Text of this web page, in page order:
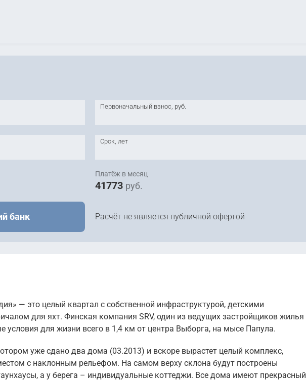
Первоначальный взнос, руб.
Срок, лет
Платёж в месяц
41773 руб.
банк Расчёт не является публичной офертой
— это целый квартал с собственной инфраструктурой, детскими
для яхт. Финская компания SRV, один из ведущих застройщиков жилья
условия для жизни всего в 1,4 км от центра Выборга, на мысе Папула.
уже сдано два дома (03.2013) и вскоре вырастет целый комплекс,
с наклонным рельефом. На самом верху склона будут построены
а у берега – индивидуальные коттеджи. Все дома имеют прекрасный